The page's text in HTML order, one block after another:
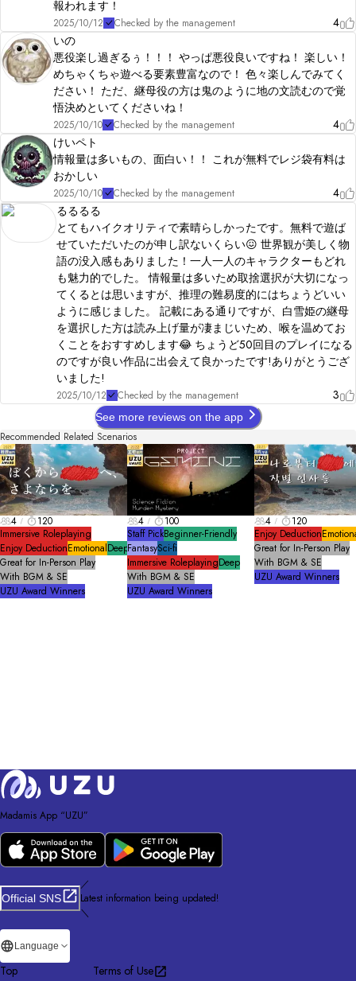
報われます！
2025/10/12 Checked by the management
4
いの
悪役楽し過ぎるぅ！！！ やっぱ悪役良いですね！ 楽しい！
めちゃくちゃ遊べる要素豊富なので！ 色々楽しんでみてく
ださい！ ただ、継母役の方は鬼のように地の文読むので覚
悟決めといてくださいね！
2025/10/10 Checked by the management
4
けいペト
情報量は多いもの、面白い！！ これが無料でレジ袋有料は
おかしい
2025/10/10 Checked by the management
4
るるるる
とてもハイクオリティで素晴らしかったです。無料で遊ば
せていただいたのが申し訳ないくらい😖 世界観が美しく物
語の没入感もありました！一人一人のキャラクターもどれ
も魅力的でした。 情報量は多いため取捨選択が大切になっ
てくるとは思いますが、推理の難易度的にはちょうどいい
ように感じました。 記載にある通りですが、白雪姫の継母
を選択した方は読み上げ量が凄まじいため、喉を温めてお
くことをおすすめします😂 ちょうど50回目のプレイになる
のですが良い作品に出会えて良かったです!ありがとうござ
いました!
2025/10/12 Checked by the management 3
See more reviews on the app
Recommended Related Scenarios
4
120
Immersive Roleplaying
Enjoy DeductionEmotionalDeep
Great for In-Person Play
With BGM & SE
UZU Award Winners
4
100
Staff PickBeginner-Friendly
FantasySci-fi
Immersive RoleplayingDeep
With BGM & SE
UZU Award Winners
4
120
Enjoy Deduction
Great for In-Person Play
With BGM & SE
UZU Award Winners
Madamis App “UZU”
Official SNS
／
Latest information being updated!
＼
Language
Top
Terms of Use